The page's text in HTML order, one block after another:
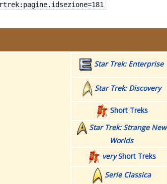
Star Trek: Enterprise
Star Trek: Discovery
Short Treks
Star Trek: Strange New
Worlds
veryShort Treks
Serie Classica